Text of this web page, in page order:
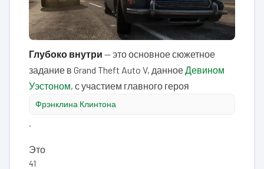
Глубоко внутри — это основное сюжетное
задание в Grand Theft Auto V, данноеДевином
Уэстоном, с участием главного героя
Фрэнклина Клинтона
.
Это
41